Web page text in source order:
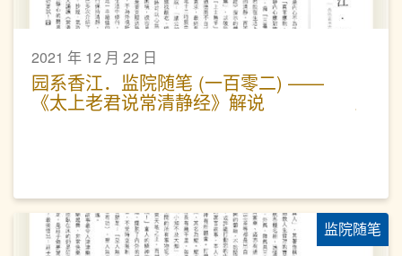
2021 年 12 月 22 日
园系香江．监院随笔 (一百零二) ——
《太上老君说常清静经》解说
监院随笔